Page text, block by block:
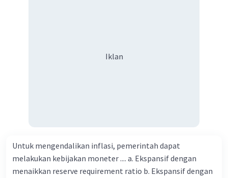
Iklan
Untuk mengendalikan inflasi, pemerintah dapat
melakukan kebijakan moneter .... a. Ekspansif dengan
menaikkan reserve requirement ratio b. Ekspansif dengan